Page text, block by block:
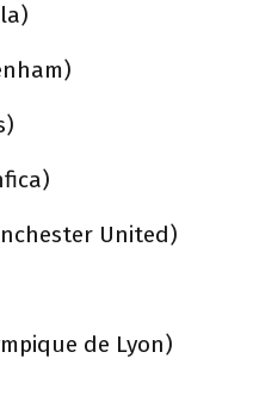
United)
de Lyon)